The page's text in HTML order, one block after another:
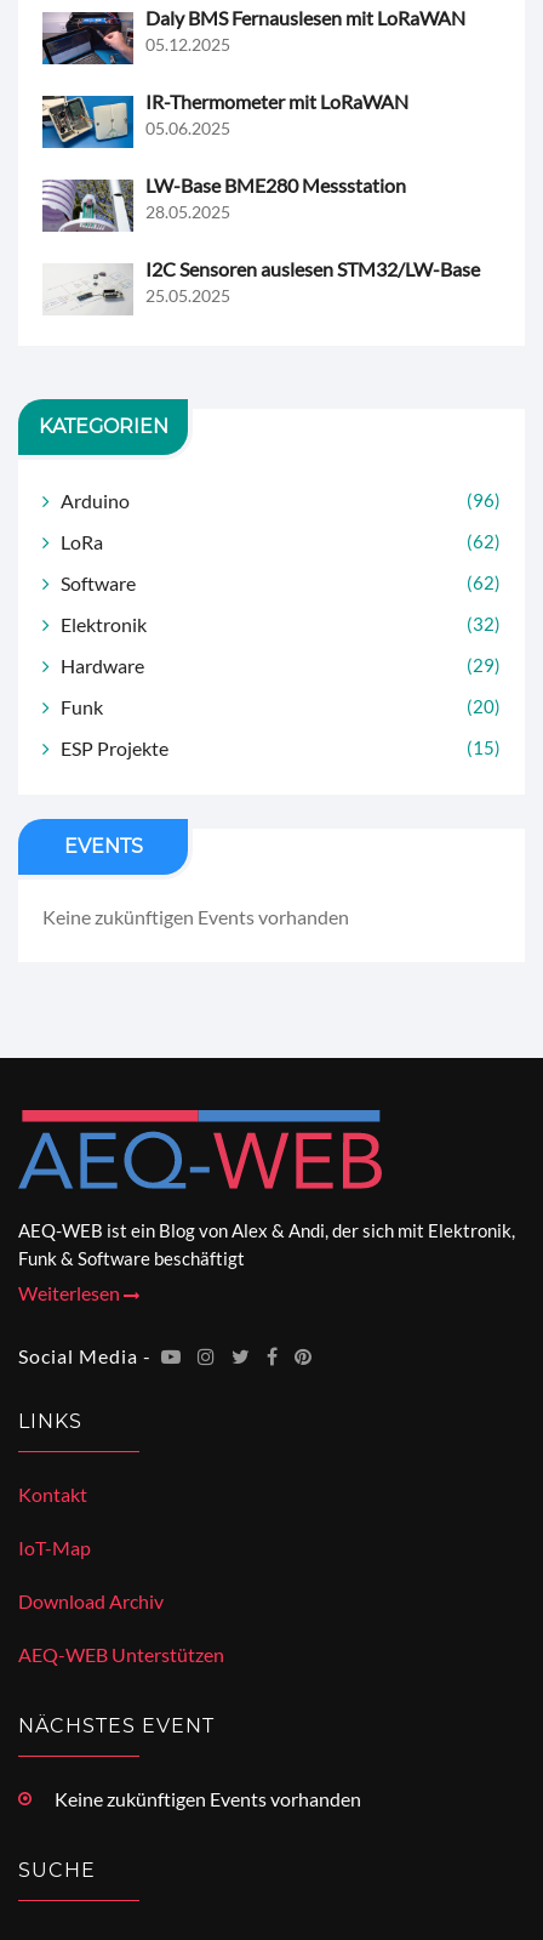
Daly BMS Fernauslesen mit LoRaWAN
05.12.2025
IR-Thermometer mit LoRaWAN
05.06.2025
LW-Base BME280 Messstation
28.05.2025
I2C Sensoren auslesen STM32/LW-Base
25.05.2025
KATEGORIEN
Arduino (96)
LoRa (62)
Software (62)
Elektronik (32)
Hardware (29)
Funk (20)
ESP Projekte (15)
EVENTS
Keine zukünftigen Events vorhanden
AEQ-WEB ist ein Blog von Alex & Andi, der sich mit Elektronik,
Funk & Software beschäftigt
Weiterlesen
Social Media -
LINKS
Kontakt
IoT-Map
Download Archiv
AEQ-WEB Unterstützen
NÄCHSTES EVENT
Keine zukünftigen Events vorhanden
SUCHE